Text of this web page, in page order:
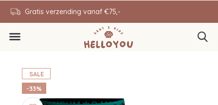
Gratis verzending vanaf €75,-
SALE
-33%